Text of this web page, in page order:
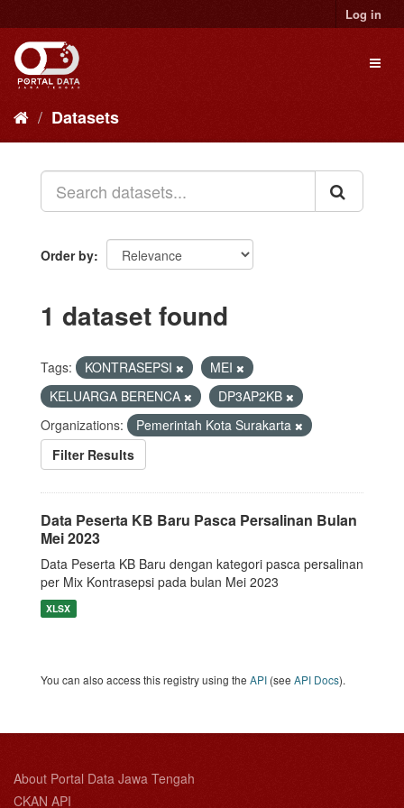
to
content
Log in
Datasets
Order by
1 dataset found
Tags: KONTRASEPSI
MEI
KELUARGA BERENCA
DP3AP2KB
Organizations:
Pemerintah Kota Surakarta
Filter Results
Data Peserta KB Baru Pasca Persalinan Bulan
Mei 2023
Data Peserta KB Baru dengan kategori pasca persalinan
per Mix Kontrasepsi pada bulan Mei 2023
XLSX
You can also access this registry using the API (see API Docs).
About Portal Data Jawa Tengah
CKAN API